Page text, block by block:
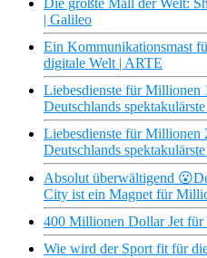
Die größte Mall der Welt:
| Galileo
Ein Kommunikationsmast
digitale Welt | ARTE
Liebesdienste für Millionen
Deutschlands
Liebesdienste für Millionen
Deutschlands
Absolut überwältigend
City ist ein Magnet für
400 Millionen Dollar Jet für
Wie wird der Sport fit für